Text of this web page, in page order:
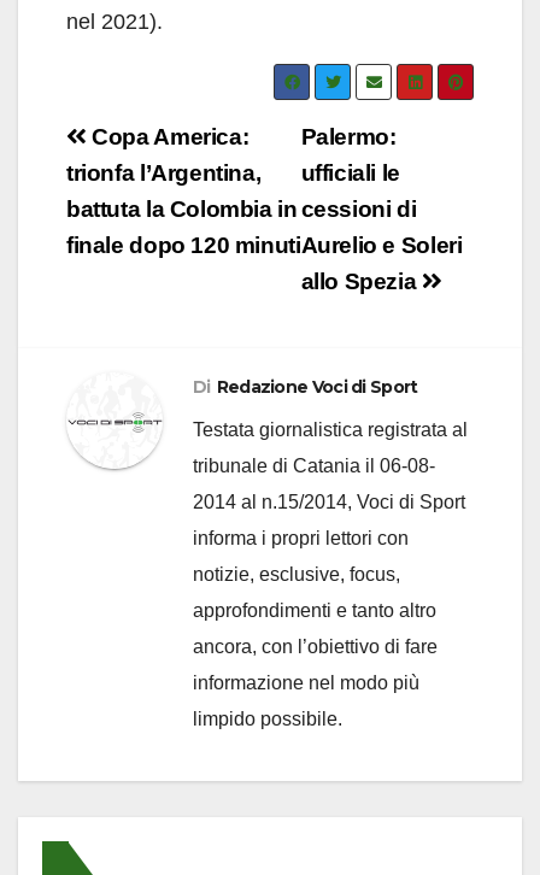
nel 2021).
Navigazione
articoli
Palermo:
ufficiali le
cessioni di
Aurelio e Soleri
allo Spezia
Copa America:
trionfa l’Argentina,
battuta la Colombia in
finale dopo 120 minuti
Di Redazione Voci di Sport
Testata giornalistica registrata al
tribunale di Catania il 06-08-
2014 al n.15/2014, Voci di Sport
informa i propri lettori con
notizie, esclusive, focus,
approfondimenti e tanto altro
ancora, con l’obiettivo di fare
informazione nel modo più
limpido possibile.